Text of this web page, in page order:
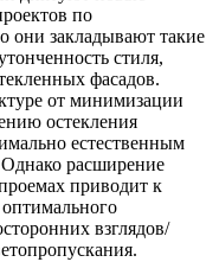
по
они закладывают такие
стиля,
фасадов.
от минимизации
остекления
естественным
расширение
приводит к
взглядов/